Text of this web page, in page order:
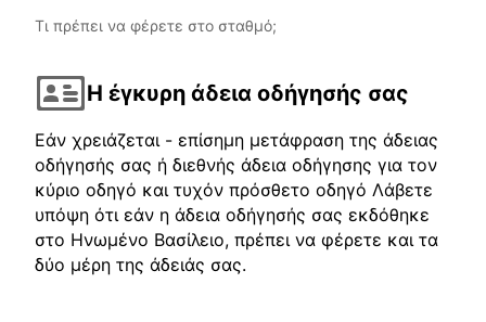
Τι πρέπει να φέρετε στο σταθμό;
Η έγκυρη άδεια οδήγησής σας
Εάν χρειάζεται - επίσημη μετάφραση της άδειας
οδήγησής σας ή διεθνής άδεια οδήγησης για τον
κύριο οδηγό και τυχόν πρόσθετο οδηγό Λάβετε
υπόψη ότι εάν η άδεια οδήγησής σας εκδόθηκε
στο Ηνωμένο Βασίλειο, πρέπει να φέρετε και τα
δύο μέρη της άδειάς σας.